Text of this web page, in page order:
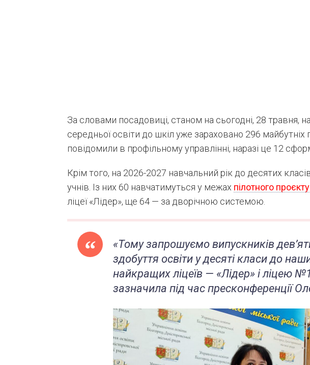
За словами посадовиці, станом на сьогодні, 28 травня,
середньої освіти до шкіл уже зараховано 296 майбутніх
повідомили в профільному управлінні, наразі це 12
Крім того, на 2026-2027 навчальний рік до десятих
учнів. Із них 60 навчатимуться у межах пілотного проєкту
ліцеї «Лідер», ще 64 — за дворічною системою.
«Тому запрошуємо випускників
здобуття освіти у десяті класи до
найкращих ліцеїв — «Лідер» і ліцею
зазначила під час пресконференції